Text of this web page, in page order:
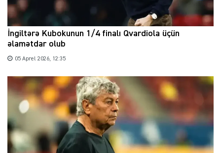
İngiltərə Kubokunun 1/4 finalı Qvardiola üçün
əlamətdar olub
05 Aprel 2026, 12:35